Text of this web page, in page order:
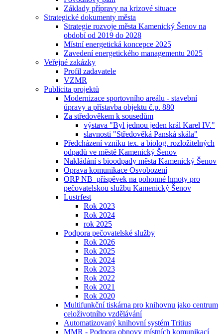
Základy přípravy na krizové situace
Strategické dokumenty města
Strategie rozvoje města Kamenický Šenov na
období od 2019 do 2028
Místní energetická koncepce 2025
Zavedení energetického managementu 2025
Veřejné zakázky
Profil zadavatele
VZMR
Publicita projektů
Modernizace sportovního areálu - stavební
úpravy a přístavba objektu č.p. 880
Za středověkem k sousedům
výstava "Byl jednou jeden král Karel IV."
slavnosti "Středověká Panská skála"
Předcházení vzniku tex. a biolog. rozložitelných
odpadů ve městě Kamenický Šenov
Nakládání s bioodpady města Kamenický Šenov
Oprava komunikace Osvobození
ORP NB_příspěvek na pohonné hmoty pro
pečovatelskou službu Kamenický Šenov
Lustrfest
Rok 2023
Rok 2024
rok 2025
Podpora pečovatelské služby
Rok 2026
Rok 2025
Rok 2024
Rok 2023
Rok 2022
Rok 2021
Rok 2020
Multifunkční tiskárna pro knihovnu jako centrum
celoživotního vzdělávání
Automatizovaný knihovní systém Tritius
MMR - Podpora obnovy místních komunikací